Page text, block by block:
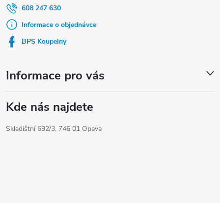
608 247 630
Informace o objednávce
BPS Koupelny
Informace pro vás
Kde nás najdete
Skladištní 692/3, 746 01 Opava